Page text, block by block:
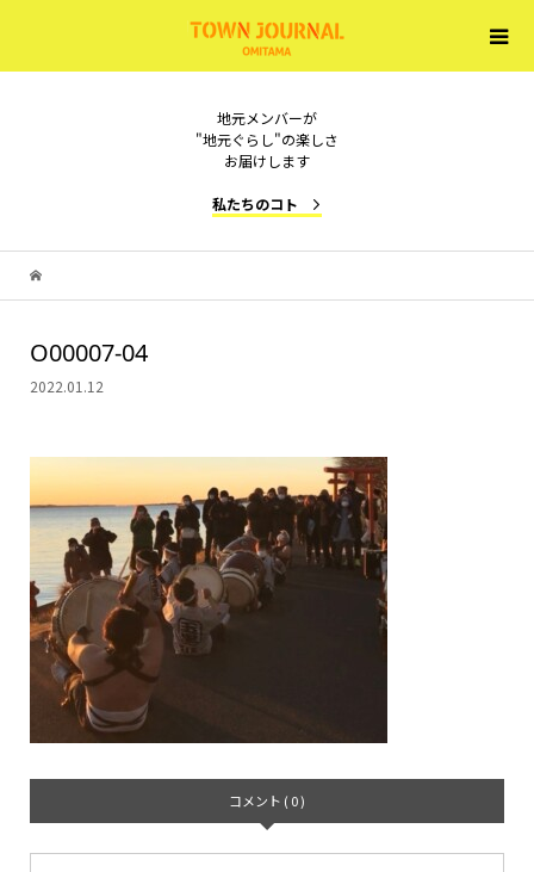
地元メンバーが
"地元ぐらし"の楽しさ
お届けします
私たちのコト
O00007-04
2022.01.12
コメント ( 0 )